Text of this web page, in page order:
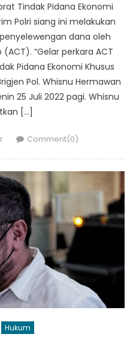
Tindak Pidana Ekonomi
Polri siang ini melakukan
dana oleh
“Gelar perkara ACT
Pidana Ekonomi Khusus
Pol. Whisnu Hermawan
25 Juli 2022 pagi. Whisnu
[…]
Comment(0)
Hukum